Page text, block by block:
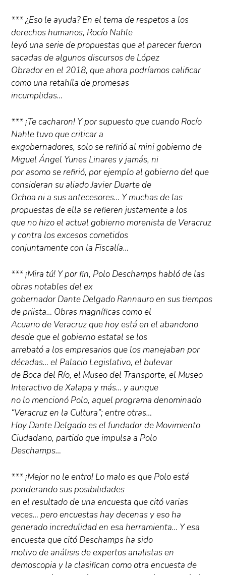
*** ¿Eso le ayuda? En el tema de respetos a los
derechos humanos, Rocío Nahle
leyó una serie de propuestas que al parecer fueron
sacadas de algunos discursos de López
Obrador en el 2018, que ahora podríamos calificar
como una retahíla de promesas
incumplidas…
*** ¡Te cacharon! Y por supuesto que cuando Rocío
Nahle tuvo que criticar a
exgobernadores, solo se refirió al mini gobierno de
Miguel Ángel Yunes Linares y jamás, ni
por asomo se refirió, por ejemplo al gobierno del que
consideran su aliado Javier Duarte de
Ochoa ni a sus antecesores… Y muchas de las
propuestas de ella se refieren justamente a los
que no hizo el actual gobierno morenista de Veracruz
y contra los excesos cometidos
conjuntamente con la Fiscalía…
*** ¡Mira tú! Y por fin, Polo Deschamps habló de las
obras notables del ex
gobernador Dante Delgado Rannauro en sus tiempos
de priista… Obras magníficas como el
Acuario de Veracruz que hoy está en el abandono
desde que el gobierno estatal se los
arrebató a los empresarios que los manejaban por
décadas… el Palacio Legislativo, el bulevar
de Boca del Río, el Museo del Transporte, el Museo
Interactivo de Xalapa y más… y aunque
no lo mencionó Polo, aquel programa denominado
“Veracruz en la Cultura”; entre otras…
Hoy Dante Delgado es el fundador de Movimiento
Ciudadano, partido que impulsa a Polo
Deschamps…
*** ¡Mejor no le entro! Lo malo es que Polo está
ponderando sus posibilidades
en el resultado de una encuesta que citó varias
veces… pero encuestas hay decenas y eso ha
generado incredulidad en esa herramienta… Y esa
encuesta que citó Deschamps ha sido
motivo de análisis de expertos analistas en
demoscopia y la clasifican como otra encuesta de